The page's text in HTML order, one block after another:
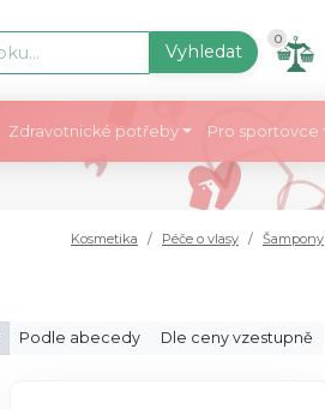
Vyhledat
0
Zdravotnické potřeby Pro sportovce
Kosmetika Péče o vlasy Šampony
Podle abecedy Dle ceny vzestupně